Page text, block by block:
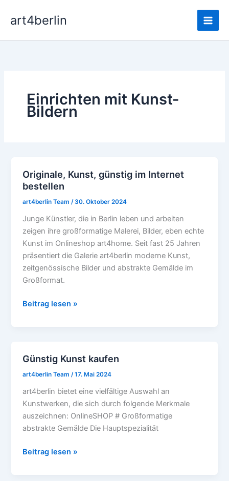
Inhaltart4berlin
Main
Einrichten mit Kunst-
Bildern
Originale, Kunst, günstig im Internet
bestellen
art4berlin Team/30. Oktober 2024
Junge Künstler, die in Berlin leben und arbeiten
zeigen ihre großformatige Malerei, Bilder, eben echte
Kunst im Onlineshop art4home. Seit fast 25 Jahren
präsentiert die Galerie art4berlin moderne Kunst,
zeitgenössische Bilder und abstrakte Gemälde im
Großformat.
Originale,
Kunst,
günstig
Internet
bestellen
Beitrag lesen »
Günstig Kunst kaufen
art4berlin Team/17. Mai 2024
art4berlin bietet eine vielfältige Auswahl an
Kunstwerken, die sich durch folgende Merkmale
auszeichnen: OnlineSHOP # Großformatige
abstrakte Gemälde Die Hauptspezialität
Günstig
Kunst
Beitrag lesen »